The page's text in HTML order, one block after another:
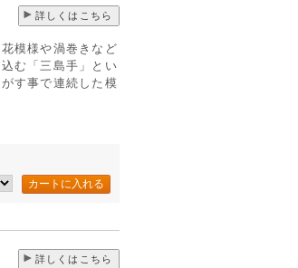
詳しくはこちら
模様や渦巻きなど
む「三島手」とい
す事で連続した模
詳しくはこちら